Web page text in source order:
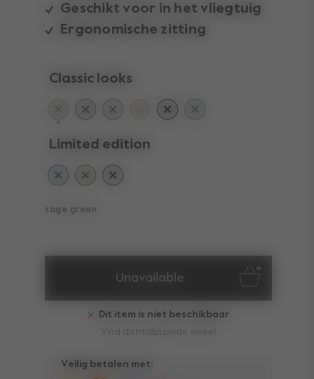
Geschikt voor in het vliegtuig
Ergonomische zitting
Classic looks
Limited edition
sage green
Unavailable
Dit item is niet beschikbaar
Veilig betalen met: